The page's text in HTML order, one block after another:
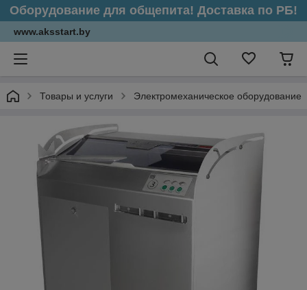
Оборудование для общепита! Доставка по РБ!
www.aksstart.by
Товары и услуги Электромеханическое оборудование